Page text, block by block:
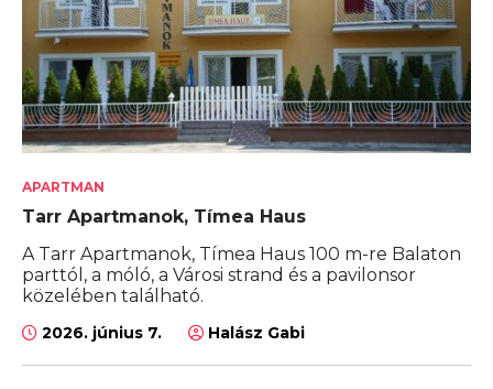
APARTMAN
Tarr Apartmanok, Tímea Haus
A Tarr Apartmanok, Tímea Haus 100 m-re Balaton
parttól, a móló, a Városi strand és a pavilonsor
közelében található.
2026. június 7. Halász Gabi